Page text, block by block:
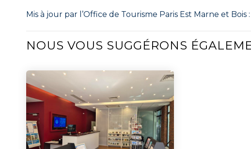
Mis à jour par l’Office de Tourisme Paris Est Marne et Bois :
NOUS VOUS SUGGÉRONS